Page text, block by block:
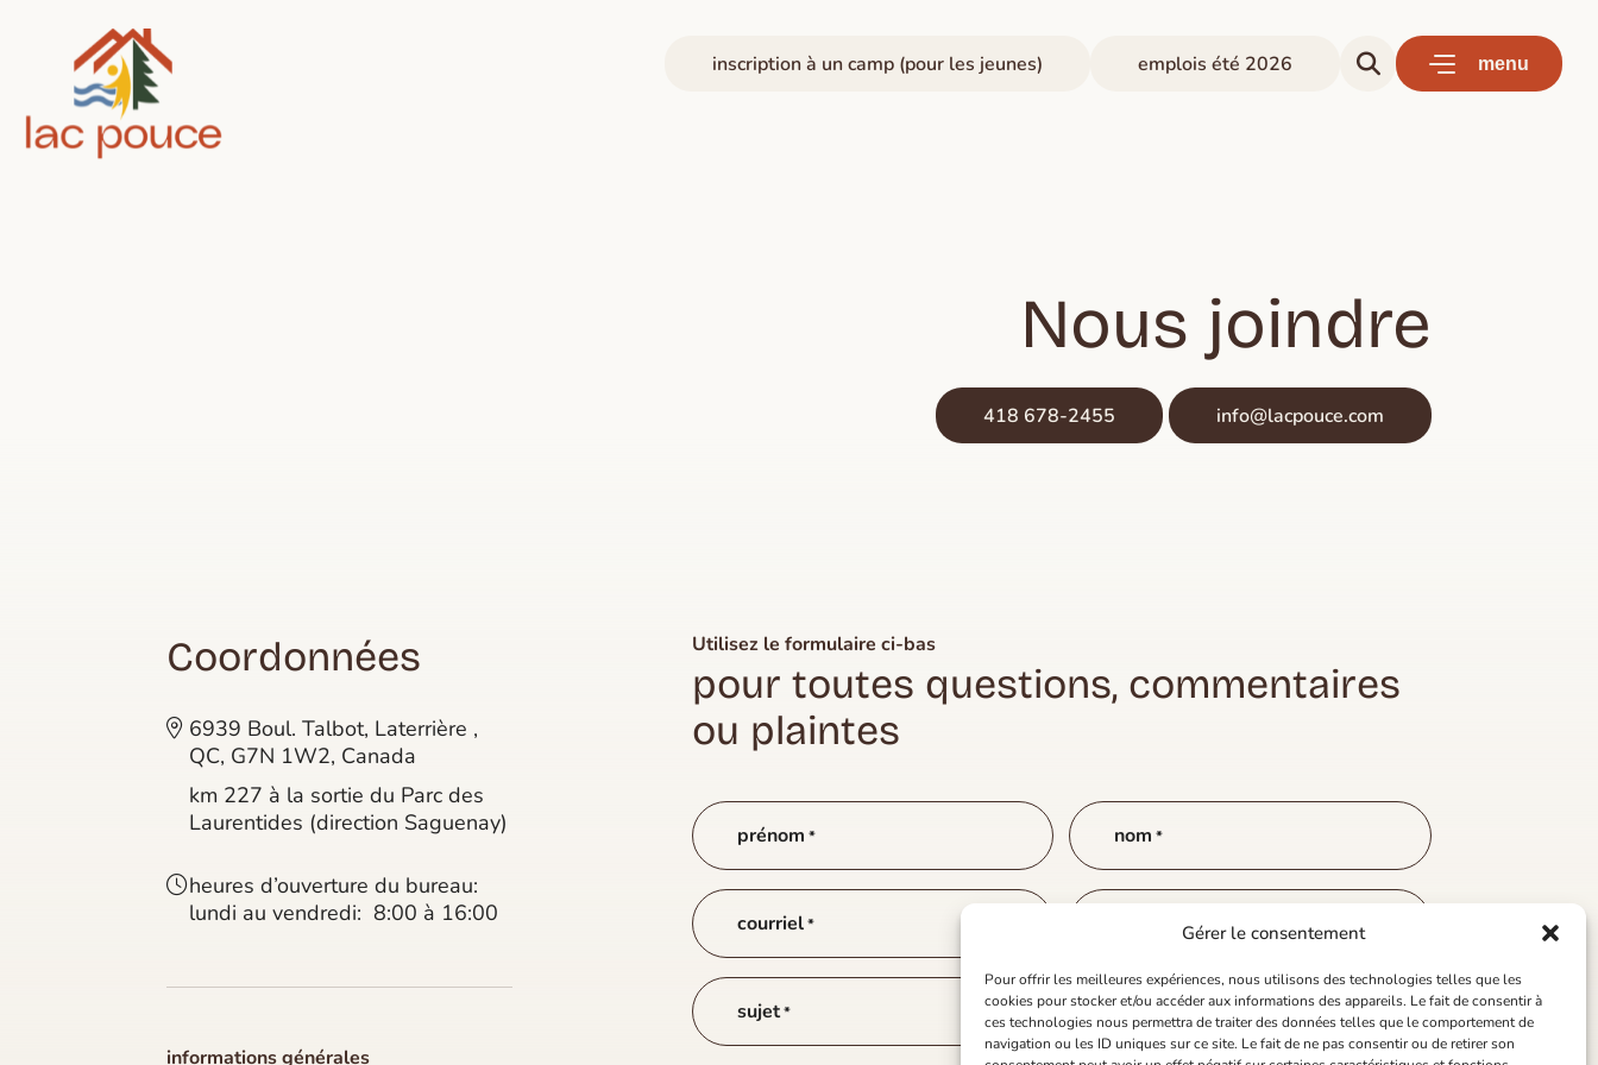
Gérer le consentement
Pour offrir les meilleures expériences, nous utilisons des technologies telles que les
cookies pour stocker et/ou accéder aux informations des appareils. Le fait de consentir à
ces technologies nous permettra de traiter des données telles que le comportement de
navigation ou les ID uniques sur ce site. Le fait de ne pas consentir ou de retirer son
inscription à un camp (pour les jeunes) emplois été 2026 menu
Nous joindre
418 678-2455 info@lacpouce.com
Coordonnées
6939 Boul. Talbot, Laterrière ,
QC, G7N 1W2, Canada
km 227 à la sortie du Parc des
Laurentides (direction Saguenay)
heures d’ouverture du bureau:
lundi au vendredi: 8:00 à 16:00
informations générales
Utilisez le formulaire ci-bas
pour toutes questions, commentaires
ou plaintes
prénom * nom *
courriel* téléphone
sujet*